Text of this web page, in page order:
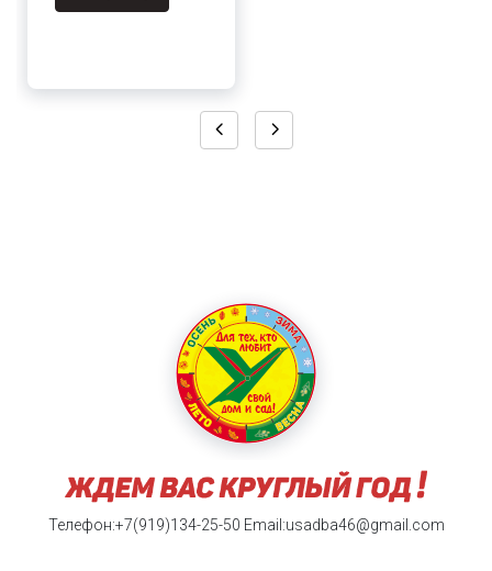
Телефон:+7(919)134-25-50 Email:usadba46@gmail.com